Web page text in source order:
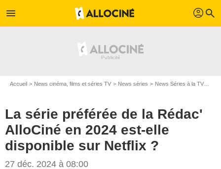
menu profil search
Accueil News cinéma, films et séries TV News séries News Séries à la TV
La série préférée de la Rédac'
AlloCiné en 2024 est-elle
disponible sur Netflix ?
27 déc. 2024 à 08:00